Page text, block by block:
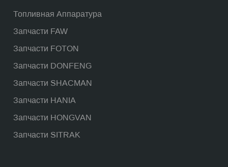
Топливная Аппаратура
Запчасти FAW
Запчасти FOTON
Запчасти DONFENG
Запчасти SHACMAN
Запчасти HANIA
Запчасти HONGVAN
Запчасти SITRAK